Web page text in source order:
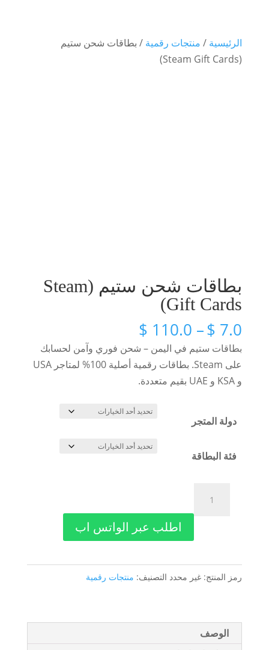
الرئيسية / منتجات رقمية / بطاقات شحن ستيم
(Steam Gift Cards)
بطاقات شحن ستيم (Steam
Gift Cards)
$ 7.0
–
$ 110.0 نطاق
السعر:
من
⁦$ 110.0⁩
بطاقات ستيم في اليمن – شحن فوري وآمن لحسابك
على Steam. بطاقات رقمية أصلية 100% لمتاجر USA
و KSA و UAE بقيم متعددة.
دولة المتجر
فئة البطاقة
بطاقات
Gift
اطلب عبر الواتس اب
رمز المنتج: غير محدد التصنيف: منتجات رقمية
الوصف